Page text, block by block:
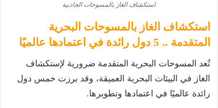
استكشاف الغاز بالمسوحات الجاذبية
استكشاف الغاز بالمسوحات البحرية
المتقدمة .. 5 دول رائدة في اعتمادها عالميًا
تُعد المسوحات البحرية المتقدمة ضرورية لإستكشاف
الغاز في البيئات البحرية العميقة، وقد برزت خمس دول
رائدة عالميًا في اعتمادها وتطويرها.